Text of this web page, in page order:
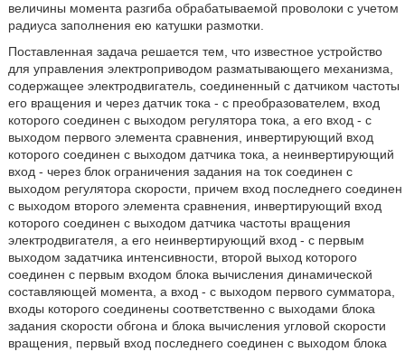
величины момента разгиба обрабатываемой проволоки с учетом
радиуса заполнения ею катушки размотки.
Поставленная задача решается тем, что известное устройство
для управления электроприводом разматывающего механизма,
содержащее электродвигатель, соединенный с датчиком частоты
его вращения и через датчик тока - с преобразователем, вход
которого соединен с выходом регулятора тока, а его вход - с
выходом первого элемента сравнения, инвертирующий вход
которого соединен с выходом датчика тока, а неинвертирующий
вход - через блок ограничения задания на ток соединен с
выходом регулятора скорости, причем вход последнего соединен
с выходом второго элемента сравнения, инвертирующий вход
которого соединен с выходом датчика частоты вращения
электродвигателя, а его неинвертирующий вход - с первым
выходом задатчика интенсивности, второй выход которого
соединен с первым входом блока вычисления динамической
составляющей момента, а вход - с выходом первого сумматора,
входы которого соединены соответственно с выходами блока
задания скорости обгона и блока вычисления угловой скорости
вращения, первый вход последнего соединен с выходом блока